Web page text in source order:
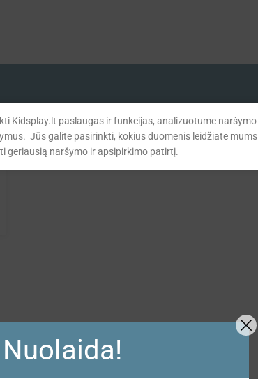
Kidsplay.lt paslaugas ir funkcijas, analizuotume naršymo
Jūs galite pasirinkti, kokius duomenis leidžiate mums
geriausią naršymo ir apsipirkimo patirtį.